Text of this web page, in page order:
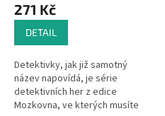
271 Kč
DETAIL
Detektivky, jak již samotný
název napovídá, je série
detektivních her z edice
Mozkovna, ve kterých musíte